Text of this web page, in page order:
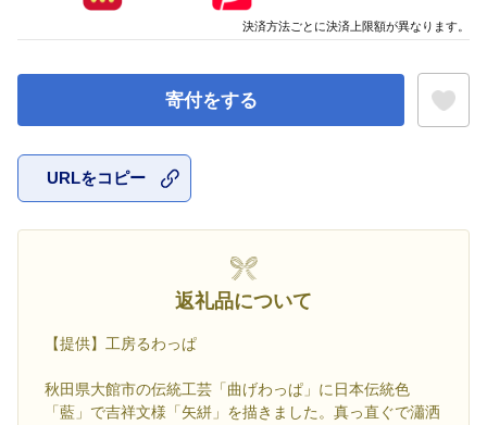
寄付をする
URLをコピー
返礼品について
【提供】工房るわっぱ
秋田県大館市の伝統工芸「曲げわっぱ」に日本伝統色
「藍」で吉祥文様「矢絣」を描きました。真っ直ぐで瀟洒
決済方法ごとに決済上限額が異なります。